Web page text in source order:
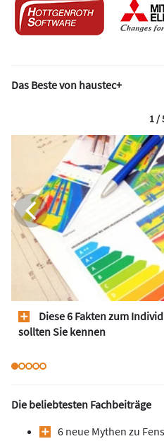
Das Beste von haustec+
Diese 6 Fakten zum
sollten Sie kennen
1 /
Die beliebtesten Fachbeiträge
6 neue Mythen zu